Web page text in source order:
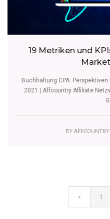
19 Metriken und
Buchhaltung CPA:
2021 | Affcountry Affiliate
BY AFFCOUNTRY
« 1